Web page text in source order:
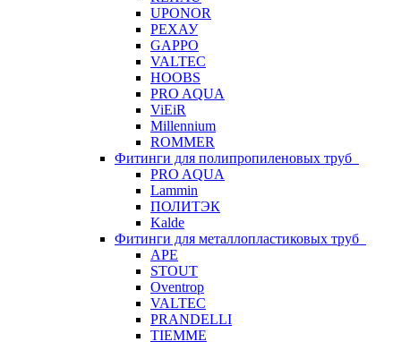
UPONOR
РЕХАУ
GAPPO
VALTEC
HOOBS
PRO AQUA
ViEiR
Millennium
ROMMER
Фитинги для полипропиленовых труб
PRO AQUA
Lammin
ПОЛИТЭК
Kalde
Фитинги для металлопластиковых труб
APE
STOUT
Oventrop
VALTEC
PRANDELLI
TIEMME